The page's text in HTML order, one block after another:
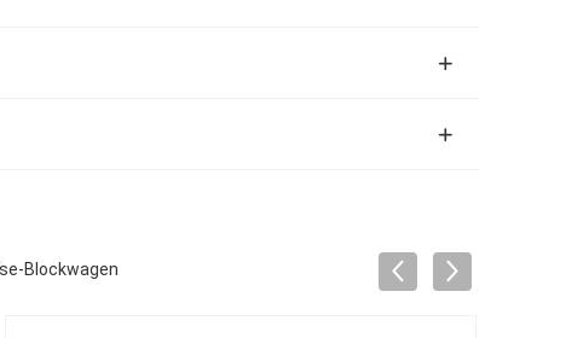
Blockwagen